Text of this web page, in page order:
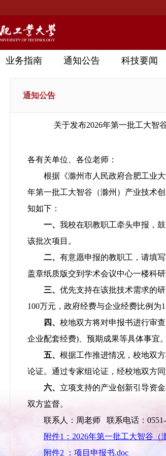
业务指南 通知公告 科技要闻
通知公告
关于发布2026年第一批工大智
各有关单位、各位老师：
根据《滁州市人民政府合肥工业
年第一批工大智谷（滁州）产业技术
知如下：
一、 我校在职教职工牵头申报，
该批次项目。
二、 有意愿申报的教职工，请填
盖章纸质版交到学术会议中心一楼科研
三、 优先支持在该批技术需求的
100万元，政府经费与企业经费比例为
四、 校地双方将对申报书进行审
企业配套经费)、预期成果等具体事宜。
五、 根据工作推进情况，校地双
论证。通过专家组论证，经校地双方
六、 立项支持的产业创新引导资
双方监督。
联系人：周老师 联系电话：0551-
附件1：2026年第一批工大智谷
附件2 ：项目申报书.doc